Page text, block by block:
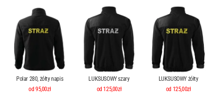
Polar 280, żółty napis
od 95,00zł
LUKSUSOWY szary
od 125,00zł
LUKSUSOWY żółty
od 125,00zł